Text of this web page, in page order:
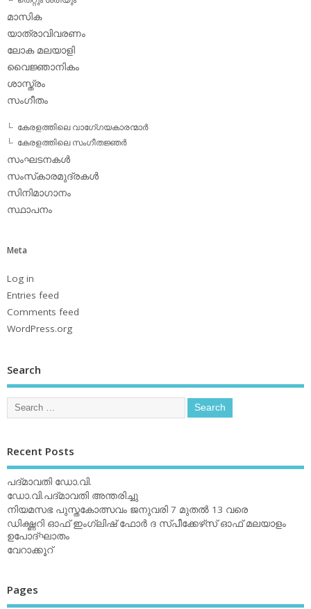
മാസിക
യാത്രാവിവരണം
ലോക മലയാളി
വൈജ്ഞാനികം
ശാസ്ത്രം
സംഗീതം
കേരളത്തിലെ വാഗേ്ഗയകാരന്മാര്‍
കേരളത്തിലെ സംഗീതജ്ഞര്‍
സംഘടനകള്‍
സംസ്‌കാരമുദ്രകള്‍
സിനിമാഗാനം
സ്ഥാപനം
Meta
Log in
Entries feed
Comments feed
WordPress.org
Search
Recent Posts
പദ്മാവതി ഡോ.വി.
ഡോ.വി.പദ്മാവതി അന്തരിച്ചു
നിയമസഭ പുസ്തകോത്സവം ജനുവരി 7 മുതല്‍ 13 വരെ
ഡിക്ഷ്ണറി ഓഫ് ഇംഗ്ലിഷ് ഫോര്‍ ദ സ്പീക്കേഴ്‌സ് ഓഫ് മലയാളം
ഉപോദ്ഘാതം
വേറാക്കൂറ്
Pages